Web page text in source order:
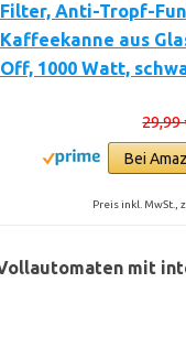
Filter, Anti-Tropf-
Kaffeekanne aus
Off, 1000 Watt,
29,99
Bei
Preis inkl. MwSt.,
mit